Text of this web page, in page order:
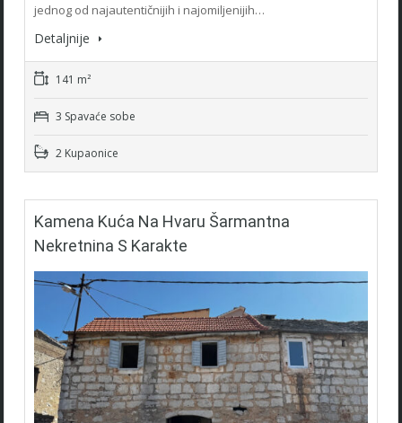
jednog od najautentičnijih i najomiljenijih…
Detaljnije
141 m²
3 Spavaće sobe
2 Kupaonice
Kamena Kuća Na Hvaru Šarmantna
Nekretnina S Karakte